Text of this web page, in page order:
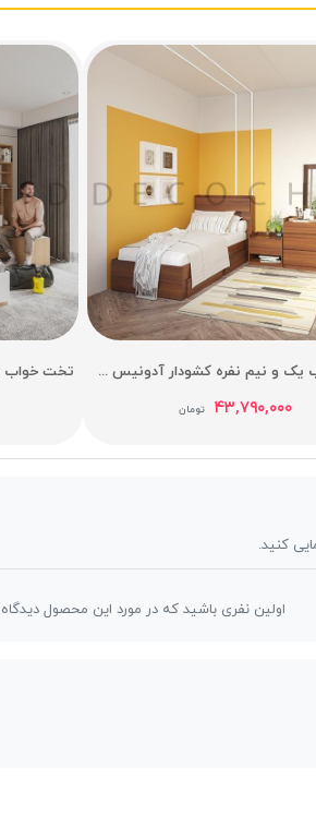
تخت خواب یک و نیم نفره کشودار آدونیس عرض 120
۴۳,۷۹۰,۰۰۰ تومان
کنید.
اولین نفری باشید که در مورد این محصول